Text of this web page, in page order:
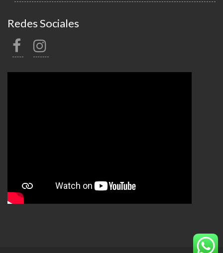
Redes Sociales